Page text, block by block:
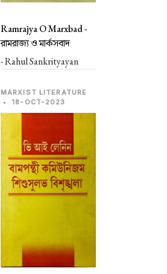
Ramrajya O Marxbad -
রামরাজ্য ও মার্কসবাদ
- Rahul Sankrityayan
MARXIST LITERATURE
•
18-OCT-2023